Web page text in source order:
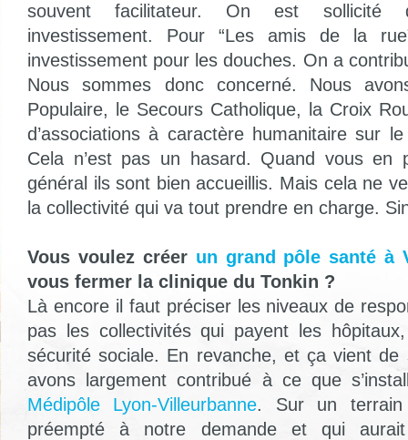
souvent facilitateur. On est sollicité
investissement. Pour “Les amis de la
investissement pour les douches. On a
Nous sommes donc concerné. Nous
Populaire, le Secours Catholique, la Croix
d’associations à caractère humanitaire sur
Cela n’est pas un hasard. Quand vous en
général ils sont bien accueillis. Mais cela ne
la collectivité qui va tout prendre en charge.
Vous voulez créer un grand pôle santé à
vous fermer la clinique du Tonkin ?
Là encore il faut préciser les niveaux de
pas les collectivités qui payent les
sécurité sociale. En revanche, et ça vient de
avons largement contribué à ce que
Médipôle Lyon-Villeurbanne. Sur un
préempté à notre demande et qui